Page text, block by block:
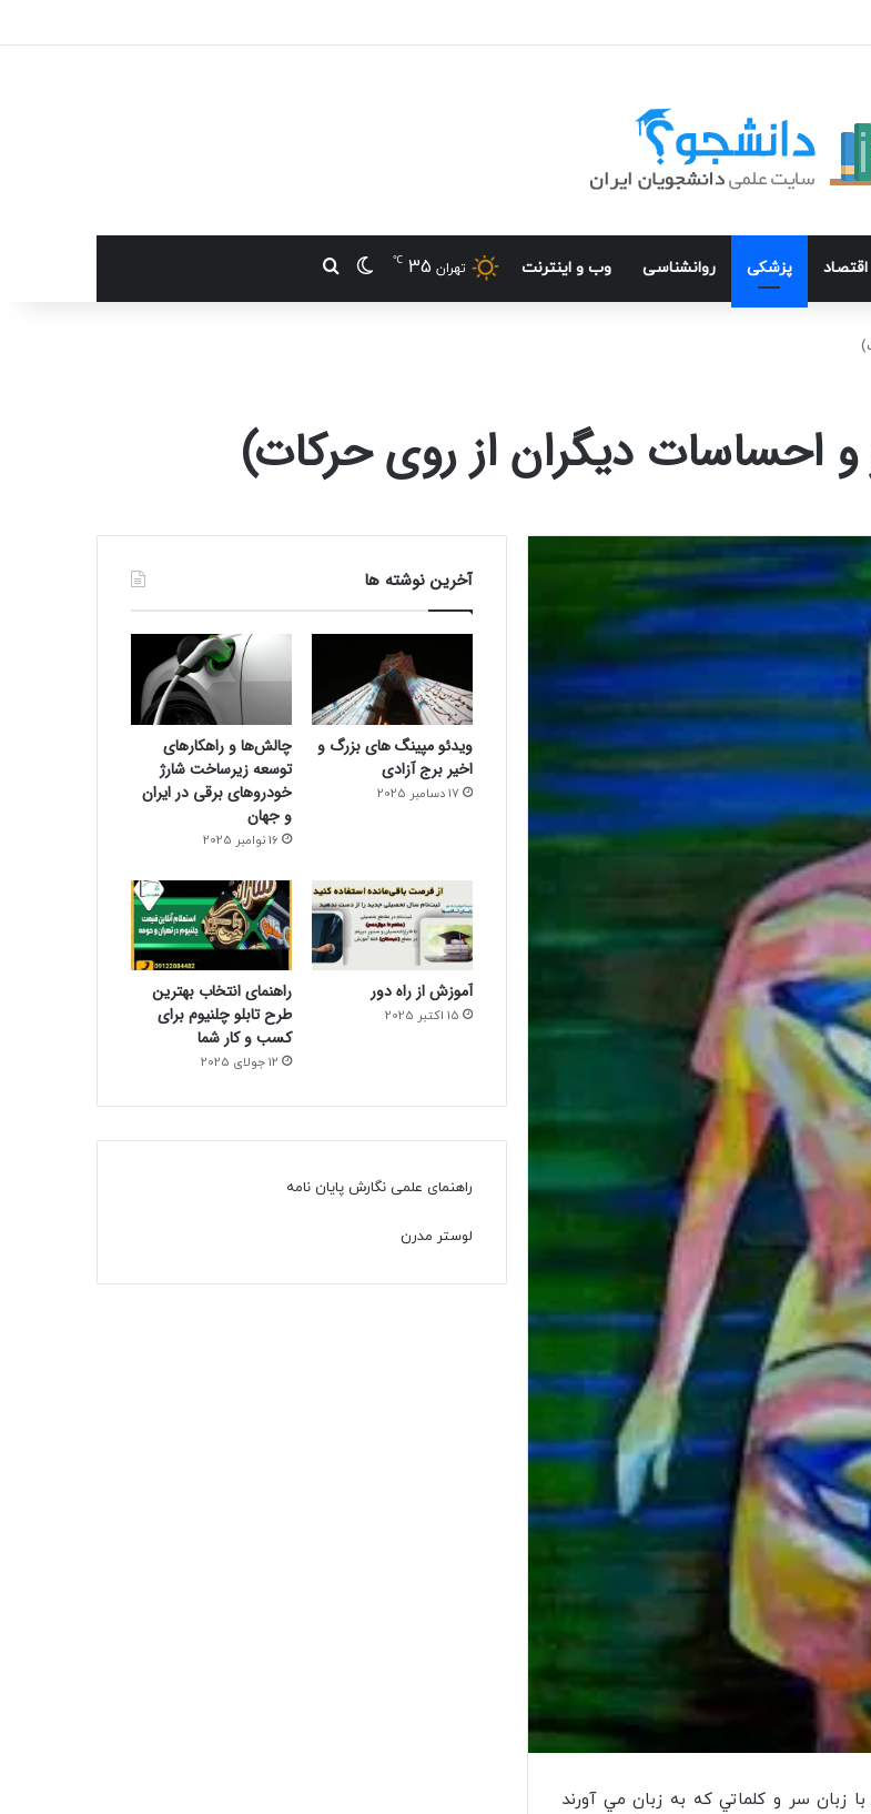
اقتصاد پزشکی روانشناسی وب و اینترنت تهران 35
℃ تغییر پوسته
جستجو برای
و احساسات دیگران از روی حرکات)
زبان سر و کلماتي که به زبان مي آورند
آخرین نوشته ها
ویدئو مپینگ های بزرگ و
اخیر برج آزادی
17 دسامبر 2025
چالش‌ها و راهکارهای
توسعه زیرساخت شارژ
خودروهای برقی در ایران
و جهان
16 نوامبر 2025
آموزش از راه دور
15 اکتبر 2025
راهنمای انتخاب بهترین
طرح تابلو چلنیوم برای
کسب و کار شما
12 جولای 2025
راهنمای علمی نگارش پایان نامه
لوستر مدرن